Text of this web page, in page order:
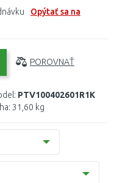
Opýtať sa na
POROVNAŤ
PTV100402601R1K
31,60 kg